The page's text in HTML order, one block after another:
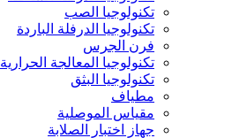
تكنولوجيا الصب
تكنولوجيا الدرفلة الباردة
فرن الجرس
تكنولوجيا المعالجة الحرارية
تكنولوجيا البثق
مطياف
مقياس الموصلية
جهاز اختبار الصلابة